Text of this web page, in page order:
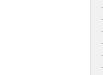
·
·
·
·
·
·